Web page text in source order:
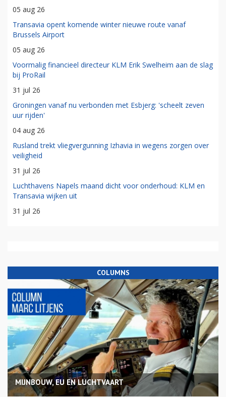
05 aug 26
Transavia opent komende winter nieuwe route vanaf
Brussels Airport
05 aug 26
Voormalig financieel directeur KLM Erik Swelheim aan de slag
bij ProRail
31 jul 26
Groningen vanaf nu verbonden met Esbjerg: 'scheelt zeven
uur rijden'
04 aug 26
Rusland trekt vliegvergunning Izhavia in wegens zorgen over
veiligheid
31 jul 26
Luchthavens Napels maand dicht voor onderhoud: KLM en
Transavia wijken uit
31 jul 26
COLUMNS
MIJNBOUW, EU EN LUCHTVAART